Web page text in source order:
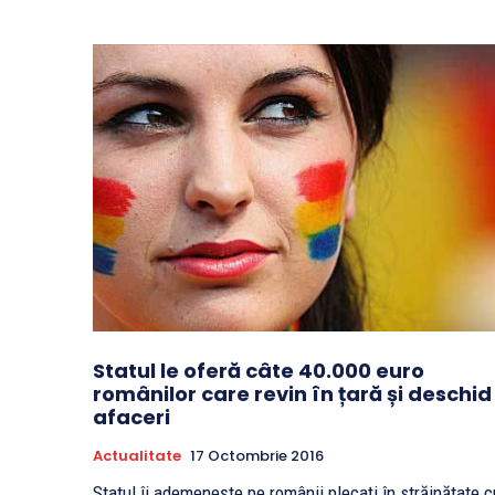
Statul le oferă câte 40.000 euro
românilor care revin în țară și deschid
afaceri
Actualitate 17 Octombrie 2016